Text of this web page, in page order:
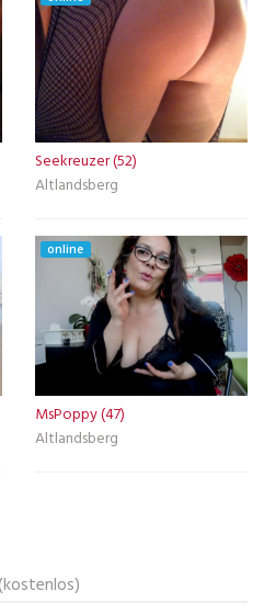
Seekreuzer (52)
Altlandsberg
online
MsPoppy (47)
Altlandsberg